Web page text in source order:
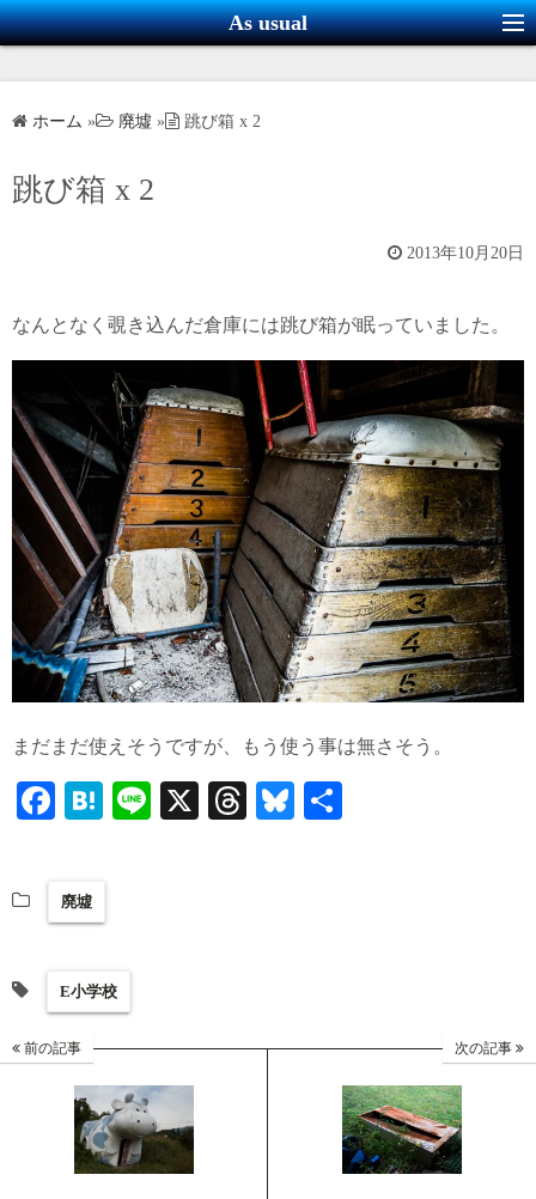
コ
ン
ス
As usual
ホーム » 廃墟 » 跳び箱 x 2
跳び箱 x 2
2013年10月20日
なんとなく覗き込んだ倉庫には跳び箱が眠っていました。
まだまだ使えそうですが、もう使う事は無さそう。
Fa
ok
H
en
a
Li X
T
Bl
廃墟
E小学校
前の記事 次の記事